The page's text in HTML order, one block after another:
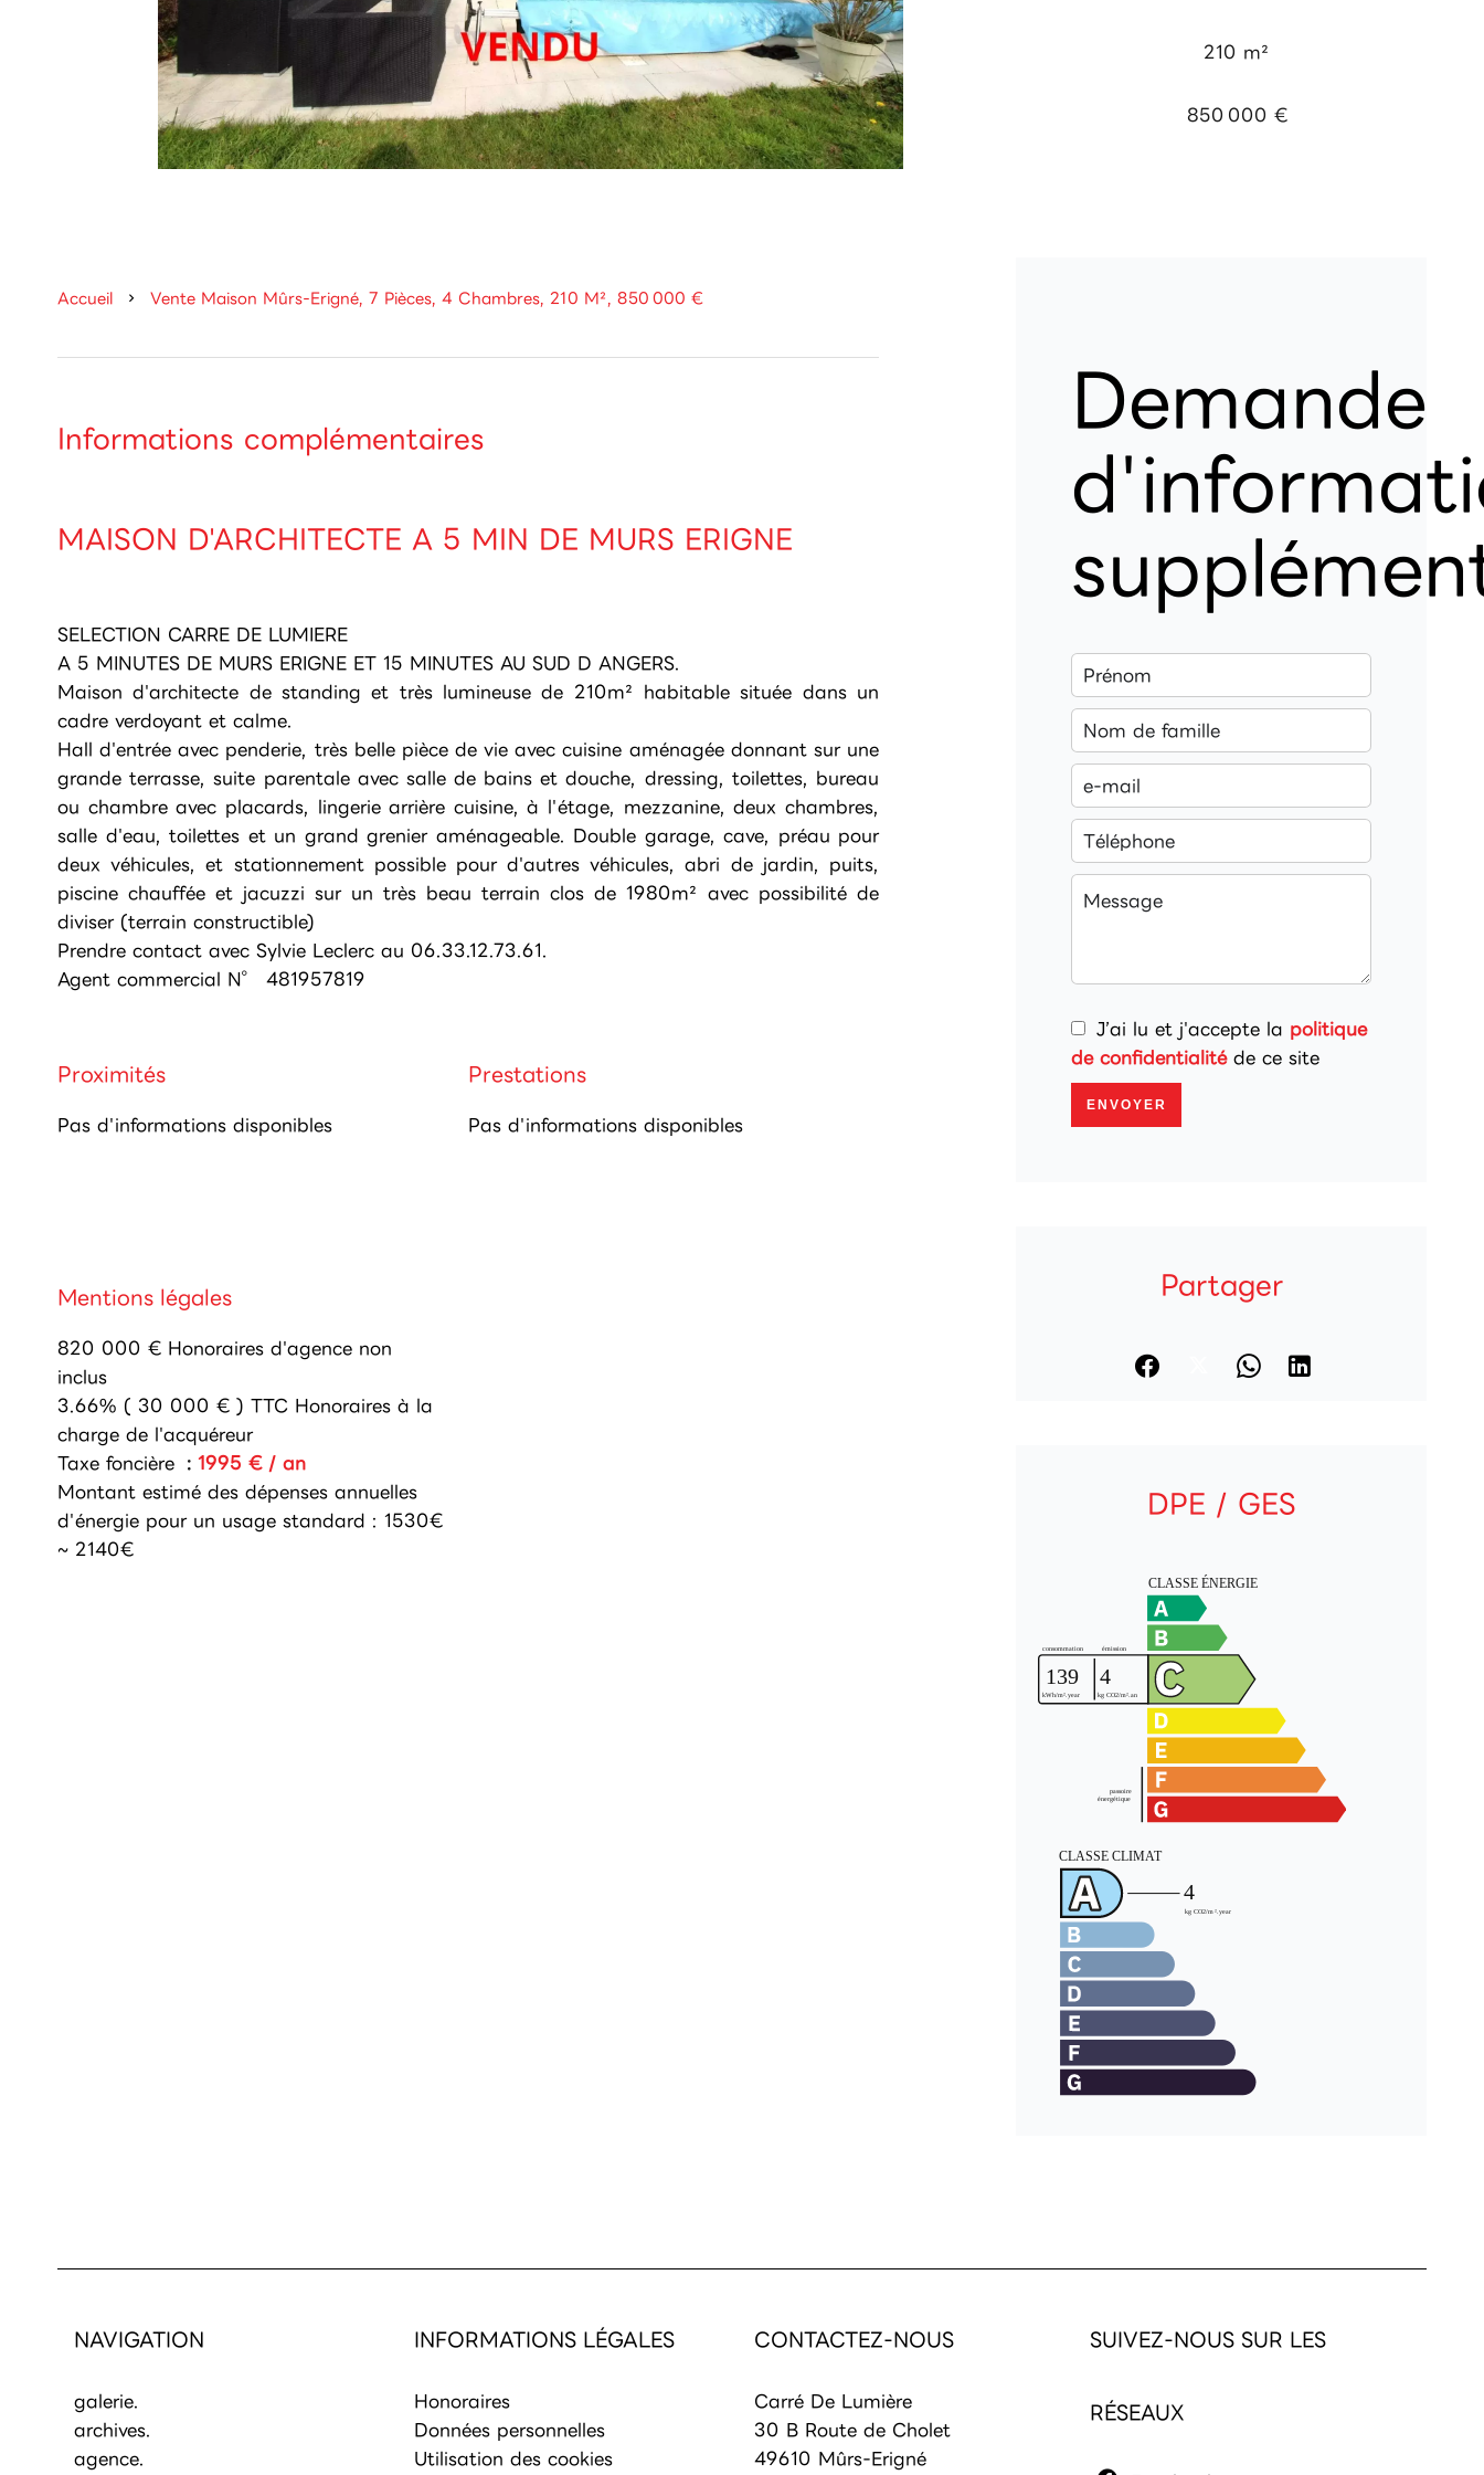
210 m²
850 000 €
Accueil Vente Maison Mûrs-Erigné, 7 Pièces, 4 Chambres, 210 M², 850 000 €
Informations complémentaires
MAISON D'ARCHITECTE A 5 MIN DE MURS ERIGNE
SELECTION CARRE DE LUMIERE
A 5 MINUTES DE MURS ERIGNE ET 15 MINUTES AU SUD D ANGERS.
Maison d'architecte de standing et très lumineuse de 210m² habitable située dans un
cadre verdoyant et calme.
Hall d'entrée avec penderie, très belle pièce de vie avec cuisine aménagée donnant sur une
grande terrasse, suite parentale avec salle de bains et douche, dressing, toilettes, bureau
ou chambre avec placards, lingerie arrière cuisine, à l'étage, mezzanine, deux chambres,
salle d'eau, toilettes et un grand grenier aménageable. Double garage, cave, préau pour
deux véhicules, et stationnement possible pour d'autres véhicules, abri de jardin, puits,
piscine chauffée et jacuzzi sur un très beau terrain clos de 1980m² avec possibilité de
diviser (terrain constructible)
Prendre contact avec Sylvie Leclerc au 06.33.12.73.61.
Agent commercial N° 481957819
Proximités
Pas d'informations disponibles
Prestations
Pas d'informations disponibles
Mentions légales
820 000 € Honoraires d'agence non
inclus
3.66% ( 30 000 € ) TTC Honoraires à la
charge de l'acquéreur
Taxe foncière
1995 € / an
Montant estimé des dépenses annuelles
d'énergie pour un usage standard : 1530€
~ 2140€
Demande
J’ai lu et j'accepte la politique
de confidentialitéde ce site
ENVOYER
Partager
DPE / GES
NAVIGATION
galerie.
archives.
agence.
INFORMATIONS LÉGALES
Honoraires
Données personnelles
Utilisation des cookies
CONTACTEZ-NOUS
Carré De Lumière
30 B Route de Cholet
49610 Mûrs-Erigné
SUIVEZ-NOUS SUR LES
RÉSEAUX